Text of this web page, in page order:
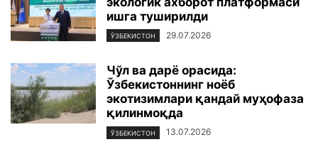
ишга туширилди
ЎЗБЕКИСТОН 29.07.2026
Чўл ва дарё орасида:
Ўзбекистоннинг ноёб
экотизимлари қандай муҳофаза
қилинмоқда
ЎЗБЕКИСТОН 13.07.2026